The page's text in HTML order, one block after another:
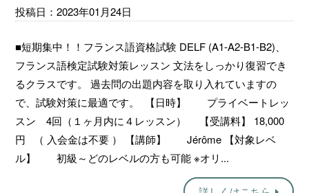
投稿日：2023年01月24日
■短期集中！！フランス語資格試験 DELF (A1-A2-B1-B2)、
フランス語検定試験対策レッスン 文法をしっかり復習でき
るクラスです。 過去問の出題内容を取り入れていますの
で、試験対策に最適です。 【日時】 プライベートレッ
スン 4回（１ヶ月内に４レッスン） 【受講料】 18,000
円 （ 入会金は不要 ） 【講師】 Jérôme 【対象レベ
ル】 初級～どのレベルの方も可能 ※オリ...